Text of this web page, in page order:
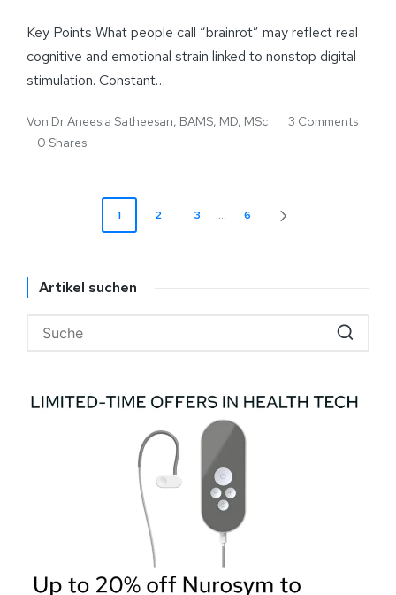
Key Points What people call “brainrot” may reflect real
cognitive and emotional strain linked to nonstop digital
stimulation. Constant…
Von Dr Aneesia Satheesan, BAMS, MD, MSc
3 Comments
0 Shares
1 2 3 … 6
Artikel suchen